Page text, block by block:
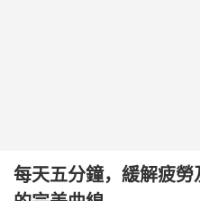
每天五分鐘，緩解疲